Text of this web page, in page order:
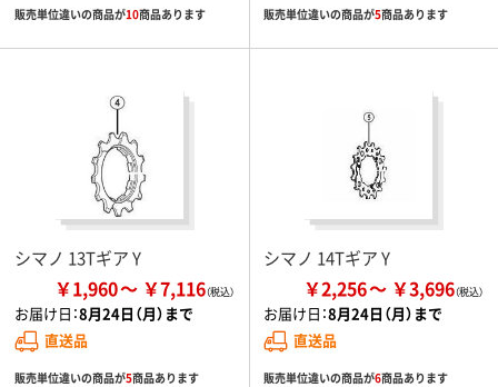
販売単位違いの商品が10商品あります 販売単位違いの商品が5商品あります
シマノ 13Tギア Y
￥1,960 ￥7,116
お届け日：8月24日（月）まで
直送品
販売単位違いの商品が5商品あります
シマノ 14Tギア Y
￥2,256 ￥3,696
お届け日：8月24日（月）まで
直送品
販売単位違いの商品が6商品あります